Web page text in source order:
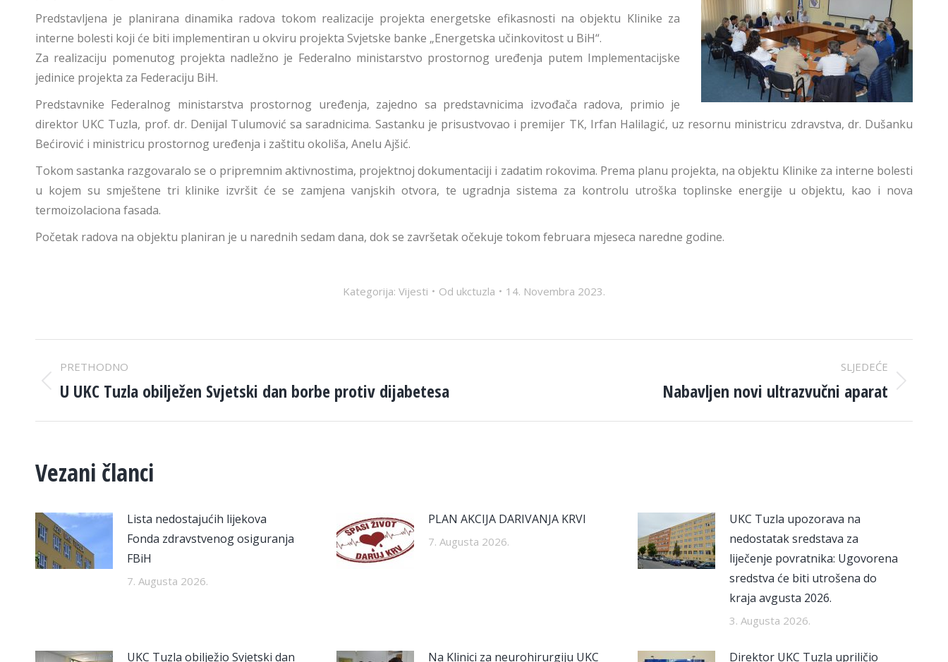
Predstavljena je planirana dinamika radova tokom realizacije projekta energetske efikasnosti na objektu Klinike za
interne bolesti koji će biti implementiran u okviru projekta Svjetske banke „Energetska učinkovitost u BiH“.
Za realizaciju pomenutog projekta nadležno je Federalno ministarstvo prostornog uređenja putem Implementacijske
jedinice projekta za Federaciju BiH.
Predstavnike Federalnog ministarstva prostornog uređenja, zajedno sa predstavnicima izvođača radova, primio je
direktor UKC Tuzla, prof. dr. Denijal Tulumović sa saradnicima. Sastanku je prisustvovao i premijer TK, Irfan Halilagić, uz resornu ministricu zdravstva, dr. Dušanku
Bećirović i ministricu prostornog uređenja i zaštitu okoliša, Anelu Ajšić.
Tokom sastanka razgovaralo se o pripremnim aktivnostima, projektnoj dokumentaciji i zadatim rokovima. Prema planu projekta, na objektu Klinike za interne bolesti
u kojem su smještene tri klinike izvršit će se zamjena vanjskih otvora, te ugradnja sistema za kontrolu utroška toplinske energije u objektu, kao i nova
termoizolaciona fasada.
Početak radova na objektu planiran je u narednih sedam dana, dok se završetak očekuje tokom februara mjeseca naredne godine.
Kategorija: Vijesti Od ukctuzla 14. Novembra 2023.
POST
NAVIGATION
PRETHODNO
Previous
U UKC Tuzla obilježen Svjetski dan borbe protiv dijabetesa
SLJEDEĆE
Nabavljen novi ultrazvučni aparat
Vezani članci
Lista nedostajućih lijekova
Fonda zdravstvenog osiguranja
FBiH
7. Augusta 2026.
PLAN AKCIJA DARIVANJA KRVI
7. Augusta 2026.
UKC Tuzla upozorava na
nedostatak sredstava za
liječenje povratnika: Ugovorena
sredstva će biti utrošena do
kraja avgusta 2026.
3. Augusta 2026.
UKC Tuzla obilježio Svjetski dan
Na Klinici za neurohirurgiju UKC
Direktor UKC Tuzla upriličio